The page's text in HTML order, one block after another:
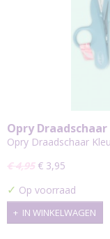
Opry
Opry Draadschaar
€ 4,95 € 3,95
✓ Op voorraad
IN WINKELWAGEN